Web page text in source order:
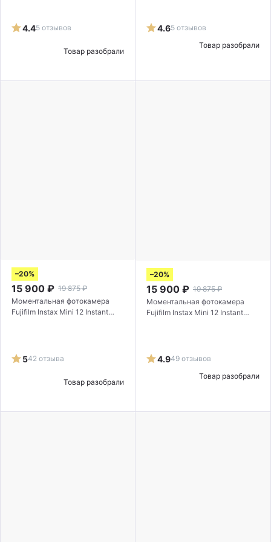
Товар разобрали
4.45 отзывов
Товар разобрали
4.65 отзывов
Товар разобрали
–20%
15 900 ₽ 19 875 ₽
Моментальная фотокамера
Fujifilm Instax Mini 12 Instant
542 отзыва
Товар разобрали
–20%
15 900 ₽ 19 875 ₽
Моментальная фотокамера
Fujifilm Instax Mini 12 Instant
4.949 отзывов